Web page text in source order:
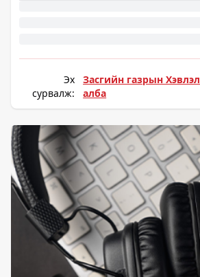
Эх
сурвалж:
Засгийн газрын
алба